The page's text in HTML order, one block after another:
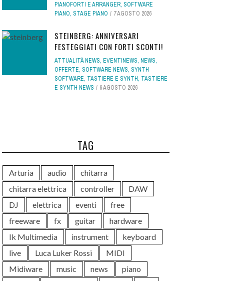
PIANOFORTI E ARRANGER, SOFTWARE
PIANO, STAGE PIANO 7 AGOSTO 2026
STEINBERG: ANNIVERSARI
FESTEGGIATI CON FORTI SCONTI!
ATTUALITÀ NEWS, EVENTINEWS, NEWS,
OFFERTE, SOFTWARE NEWS, SYNTH
SOFTWARE, TASTIERE E SYNTH, TASTIERE
E SYNTH NEWS
6 AGOSTO 2026
TAG
Arturia audio
chitarra
chitarra elettrica
controller
DAW
DJ
elettrica eventi
free
freeware
fx guitar
hardware
Ik Multimedia
instrument
keyboard
live
Luca Luker Rossi
MIDI
Midiware
music news
piano